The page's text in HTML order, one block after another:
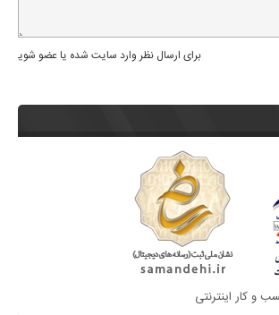
برای ارسال نظر وارد سایت شده یا عضو شوید